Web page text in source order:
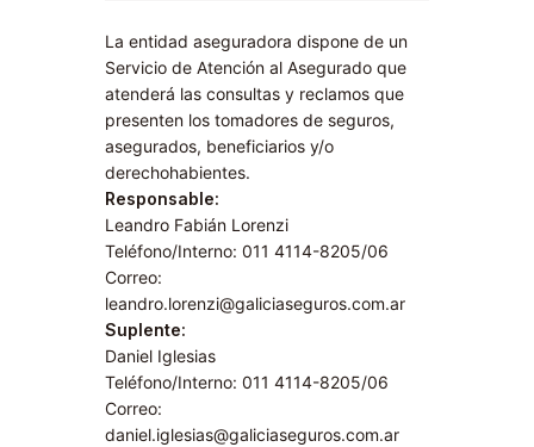
La entidad aseguradora dispone de un
Servicio de Atención al Asegurado que
atenderá las consultas y reclamos que
presenten los tomadores de seguros,
asegurados, beneficiarios y/o
derechohabientes.
Responsable:
Leandro Fabián Lorenzi
Teléfono/Interno: 011 4114-8205/06
Correo:
leandro.lorenzi@galiciaseguros.com.ar
Suplente:
Daniel Iglesias
Teléfono/Interno: 011 4114-8205/06
Correo:
daniel.iglesias@galiciaseguros.com.ar